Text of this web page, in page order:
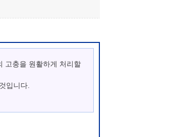
고충을 원활하게 처리할
입니다.